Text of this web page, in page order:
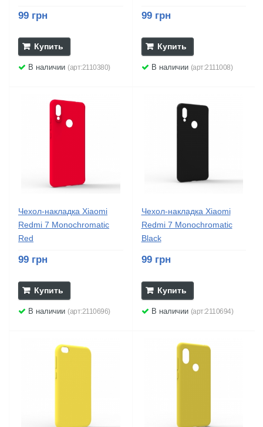
99 грн
Купить
В наличии (арт:2110380)
99 грн
Купить
В наличии (арт:2111008)
Чехол-накладка Xiaomi
Redmi 7 Monochromatic
Red
99 грн
Купить
В наличии (арт:2110696)
Чехол-накладка Xiaomi
Redmi 7 Monochromatic
Black
99 грн
Купить
В наличии (арт:2110694)